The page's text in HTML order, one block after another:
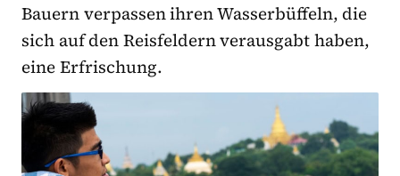
Bauern verpassen ihren Wasserbüffeln, die
sich auf den Reisfeldern verausgabt haben,
eine Erfrischung.